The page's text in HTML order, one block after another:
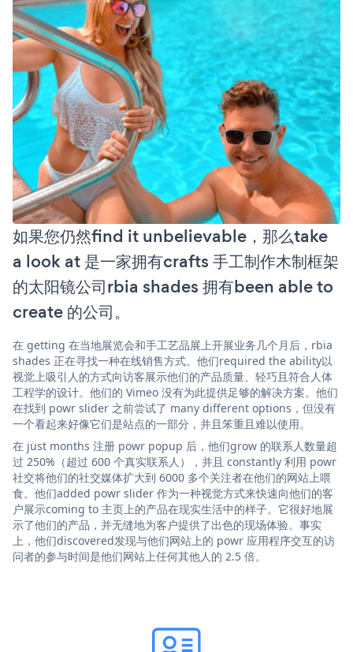
如果您仍然find it unbelievable，那么take
a look at 是一家拥有crafts 手工制作木制框架
的太阳镜公司rbia shades 拥有been able to
create 的公司。
在 getting 在当地展览会和手工艺品展上开展业务几个月后，rbia
shades 正在寻找一种在线销售方式。他们required the ability以
视觉上吸引人的方式向访客展示他们的产品质量、轻巧且符合人体
工程学的设计。他们的 Vimeo 没有为此提供足够的解决方案。他们
在找到 powr slider 之前尝试了 many different options，但没有
一个看起来好像它们是站点的一部分，并且笨重且难以使用。
在 just months 注册 powr popup 后，他们grow 的联系人数量超
过 250%（超过 600 个真实联系人），并且 constantly 利用 powr
社交将他们的社交媒体扩大到 6000 多个关注者在他们的网站上喂
食。他们added powr slider 作为一种视觉方式来快速向他们的客
户展示coming to 主页上的产品在现实生活中的样子。它很好地展
示了他们的产品，并无缝地为客户提供了出色的现场体验。事实
上，他们discovered发现与他们网站上的 powr 应用程序交互的访
问者的参与时间是他们网站上任何其他人的 2.5 倍。